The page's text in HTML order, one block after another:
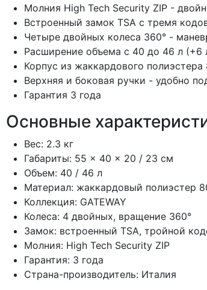
Молния High Tech Security ZIP -
Встроенный замок TSA с тремя
Четыре двойных колеса 360° -
Расширение объема с 40 до 46 л (+6
Корпус из жаккардового
Верхняя и боковая ручки - удобно
Гарантия 3 года
Основные
Вес: 2.3 кг
Габариты: 55 × 40 × 20 / 23 см
Объем: 40 / 46 л
Материал: жаккардовый полиэстер
Коллекция: GATEWAY
Колеса: 4 двойных, вращение 360°
Замок: встроенный TSA, тройной
Молния: High Tech Security ZIP
Гарантия: 3 года
Страна-производитель: Италия